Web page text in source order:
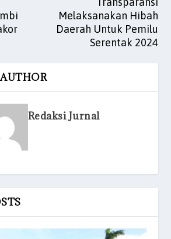
Melaksanakan Hibah
Daerah Untuk Pemilu
Serentak 2024
Redaksi Jurnal